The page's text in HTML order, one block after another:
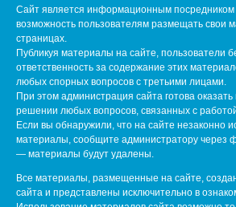
Сайт является информационным посредником
возможность пользователям размещать свои
страницах.
Публикуя материалы на сайте, пользователи
ответственность за содержание этих
любых спорных вопросов с третьими лицами.
При этом администрация сайта готова
решении любых вопросов, связанных с
Если вы обнаружили, что на сайте незаконно
материалы, сообщите администратору через
— материалы будут удалены.
Все материалы, размещенные на сайте,
сайта и представлены исключительно в